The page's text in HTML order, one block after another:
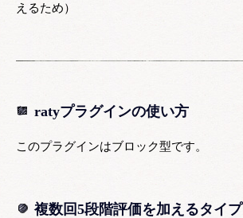
えるため）
ratyプラグインの使い方
このプラグインはブロック型です。
複数回5段階評価を加えるタイプ